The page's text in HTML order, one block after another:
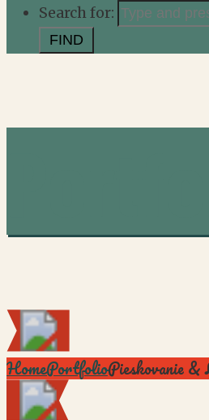
Search for:
HomePortfolioPieskovanie &